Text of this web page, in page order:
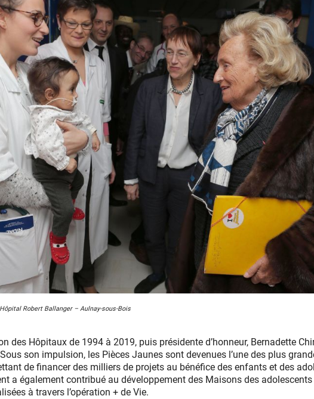
Hôpital Robert Ballanger – Aulnay-sous-Bois
des Hôpitaux de 1994 à 2019, puis présidente d’honneur, Bernadette
son impulsion, les Pièces Jaunes sont devenues l’une des plus
de financer des milliers de projets au bénéfice des enfants et des
a également contribué au développement des Maisons des
à travers l’opération + de Vie.